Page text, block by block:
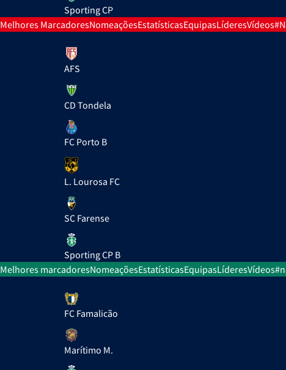
Sporting CP
Melhores MarcadoresNomeaçõesEstatísticasEquipasLíderesVídeos
AFS
CD Tondela
FC Porto B
L. Lourosa FC
SC Farense
Sporting CP B
Melhores marcadoresNomeaçõesEstatísticasEquipasLíderesVídeos
FC Famalicão
Marítimo M.